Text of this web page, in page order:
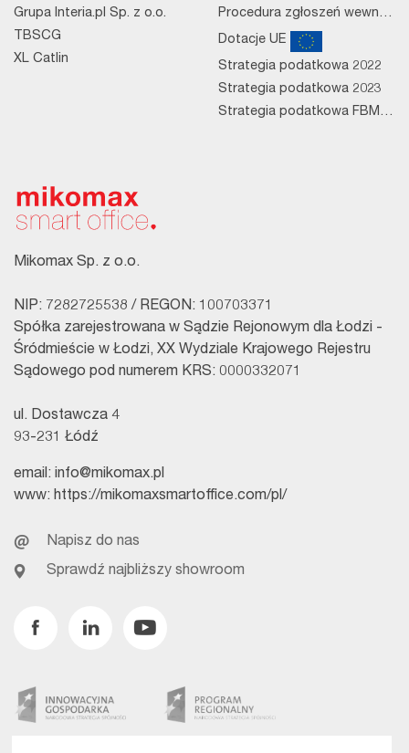
Mikomax Sp. z o.o.
NIP: 7282725538 / REGON: 100703371
Spółka zarejestrowana w Sądzie Rejonowym dla Łodzi -
Śródmieście w Łodzi, XX Wydziale Krajowego Rejestru
Sądowego pod numerem KRS: 0000332071
ul. Dostawcza 4
93-231 Łódź
email: info@mikomax.pl
www: https://mikomaxsmartoffice.com/pl/
Napisz do nas
Sprawdź najbliższy showroom
FacebookLinkedinYoutube
Grupa Interia.pl Sp. z o.o.
TBSCG
XL Catlin
Procedura zgłoszeń wewnętrznych
Dotacje UE
Strategia podatkowa 2022
Strategia podatkowa 2023
Strategia podatkowa FBM 2023